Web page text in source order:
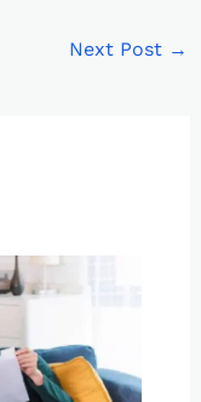
Next Post →